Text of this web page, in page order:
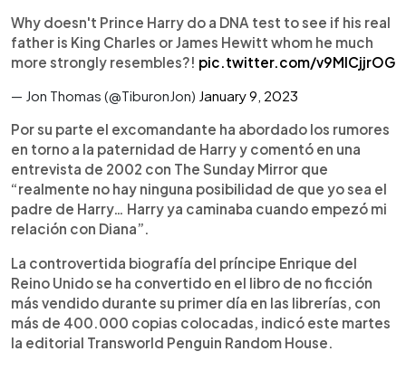
Why doesn't Prince Harry do a DNA test to see if his real
father is King Charles or James Hewitt whom he much
more strongly resembles?! pic.twitter.com/v9MlCjjrOG
— Jon Thomas (@TiburonJon) January 9, 2023
Por su parte el excomandante ha abordado los rumores
en torno a la paternidad de Harry y comentó en una
entrevista de 2002 con The Sunday Mirror que
“realmente no hay ninguna posibilidad de que yo sea el
padre de Harry… Harry ya caminaba cuando empezó mi
relación con Diana”.
La controvertida biografía del príncipe Enrique del
Reino Unido se ha convertido en el libro de no ficción
más vendido durante su primer día en las librerías, con
más de 400.000 copias colocadas, indicó este martes
la editorial Transworld Penguin Random House.